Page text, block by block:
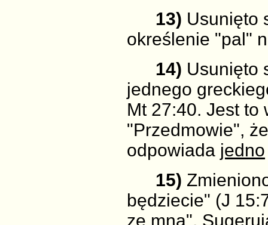
13) Usunięto
określenie "pal"
14) Usunięto
jednego
Mt 27:40. Jest to
"Przedmowie",
odpowiada jedno
15)
będziecie" (J
ze mną".